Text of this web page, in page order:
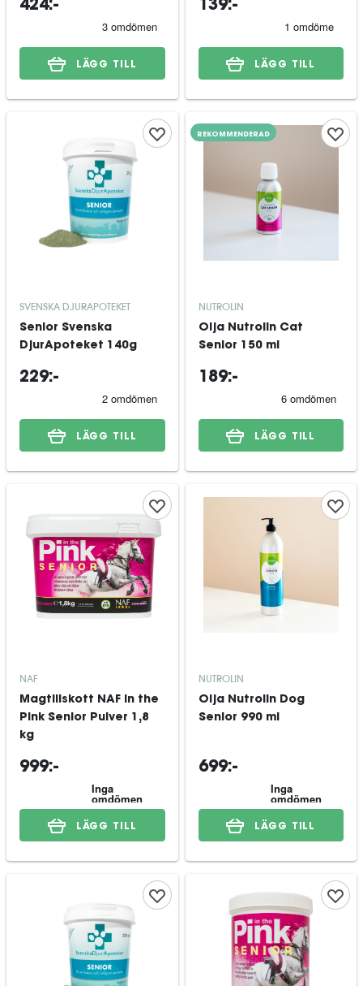
424:-
LÄGG TILL
139:-
LÄGG TILL
SVENSKA DJURAPOTEKET
Senior Svenska
DjurApoteket 140g
229:-
LÄGG TILL
REKOMMENDERAD
NUTROLIN
Olja Nutrolin Cat
Senior 150 ml
189:-
LÄGG TILL
NAF
Magtillskott NAF In the
Pink Senior Pulver 1,8
kg
999:-
LÄGG TILL
NUTROLIN
Olja Nutrolin Dog
Senior 990 ml
699:-
LÄGG TILL